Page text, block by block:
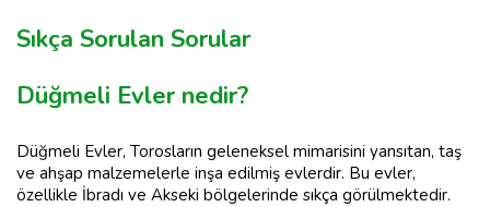
Sıkça Sorulan Sorular
Düğmeli Evler nedir?
Düğmeli Evler, Torosların geleneksel mimarisini yansıtan, taş
ve ahşap malzemelerle inşa edilmiş evlerdir. Bu evler,
özellikle İbradı ve Akseki bölgelerinde sıkça görülmektedir.